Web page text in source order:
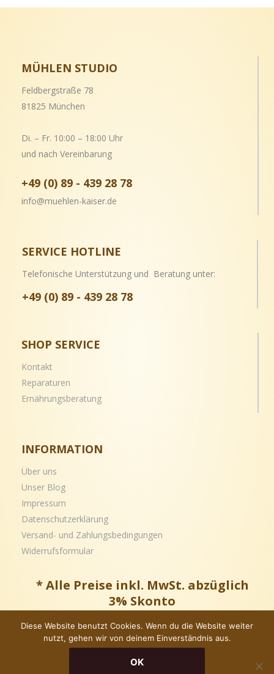
MÜHLEN STUDIO
Feldbergstraße 78
81825 München
Di. – Fr. 10:00 – 18:00 Uhr
und nach Vereinbarung
+49 (0) 89 - 439 28 78
info@muehlen-kaiser.de
SERVICE HOTLINE
Telefonische Unterstützung und Beratung unter:
+49 (0) 89 - 439 28 78
SHOP SERVICE
Kontakt
Reparaturen
Ernährungsberatung
INFORMATION
Über uns
Unser Blog
Impressum
Datenschutzerklärung
Versand- und Zahlungsbedingungen
Widerrufsformular
* Alle Preise inkl. MwSt. abzüglich
3% Skonto
Copyright © – Alle Rechte vorbehalten
Diese Website benutzt Cookies. Wenn du die Website weiter
nutzt, gehen wir von deinem Einverständnis aus.
OK